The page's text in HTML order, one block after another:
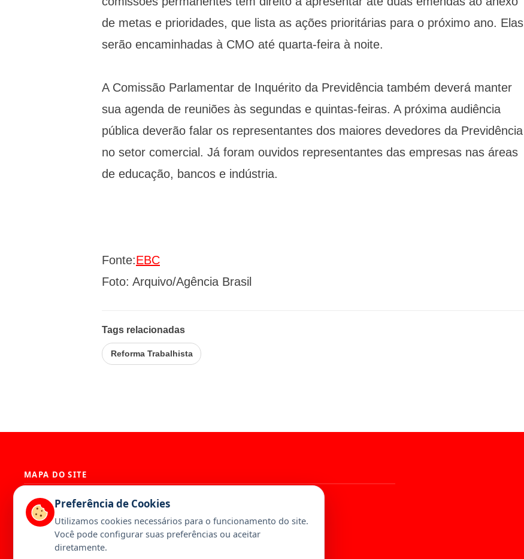
de metas e prioridades, que lista as ações prioritárias para o próximo ano. Elas
serão encaminhadas à CMO até quarta-feira à noite.
A Comissão Parlamentar de Inquérito da Previdência também deverá manter
sua agenda de reuniões às segundas e quintas-feiras. A próxima audiência
pública deverão falar os representantes dos maiores devedores da Previdência
no setor comercial. Já foram ouvidos representantes das empresas nas áreas
de educação, bancos e indústria.
Fonte:EBC
Foto: Arquivo/Agência Brasil
Tags relacionadas
Reforma Trabalhista
MAPA DO SITE
História
Diretoria
Estatuto
Preferência de Cookies
Utilizamos cookies necessários para o funcionamento do site.
Você pode configurar suas preferências ou aceitar
diretamente.